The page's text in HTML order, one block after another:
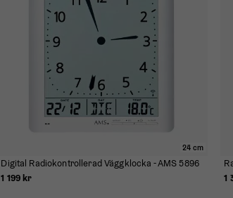
24 cm
Digital Radiokontrollerad Väggklocka - AMS 5896
1 199 kr
1